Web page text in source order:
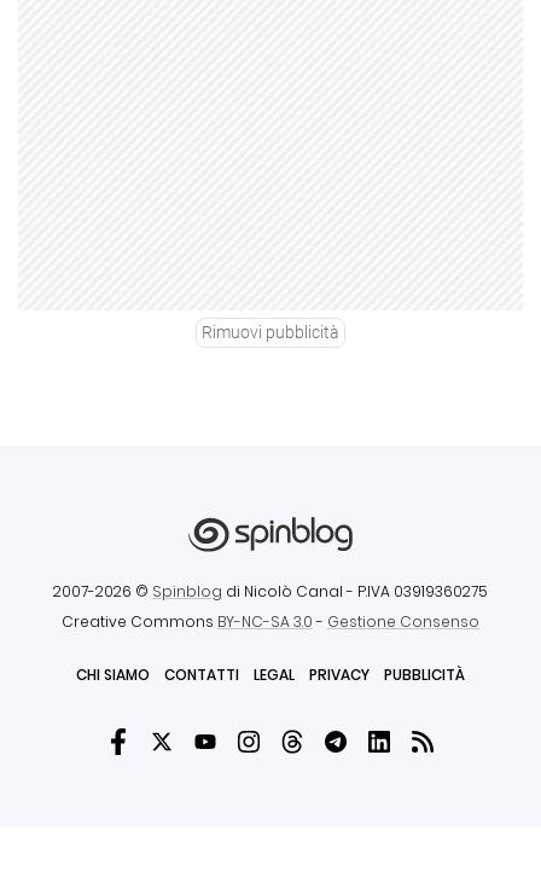
Rimuovi pubblicità
2007-2026 © Spinblog di Nicolò Canal - P.IVA 03919360275
Creative Commons BY-NC-SA 3.0- Gestione Consenso
CHI SIAMO CONTATTI LEGAL PRIVACY PUBBLICITÀ